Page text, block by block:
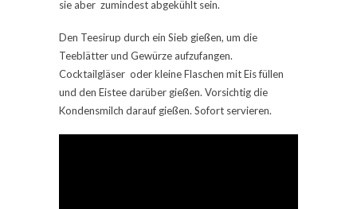
sie aber zumindest abgekühlt sein.
Den Teesirup durch ein Sieb gießen, um die
Teeblätter und Gewürze aufzufangen.
Cocktailgläser oder kleine Flaschen mit Eis füllen
und den Eistee darüber gießen. Vorsichtig die
Kondensmilch darauf gießen. Sofort servieren.